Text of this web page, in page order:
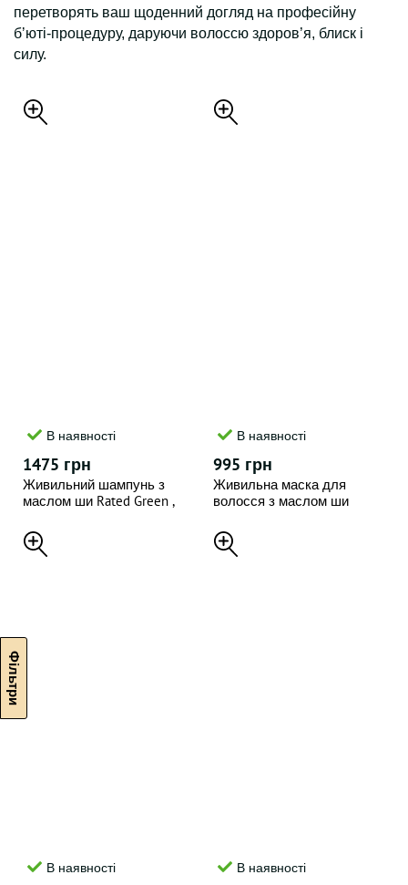
перетворять ваш щоденний догляд на професійну
бʼюті-процедуру, даруючи волоссю здоров’я, блиск і
силу.
В наявності
1475 грн
Живильний шампунь з
маслом ши Rated Green ,
В наявності
995 грн
Живильна маска для
волосся з маслом ши
В наявності В наявності